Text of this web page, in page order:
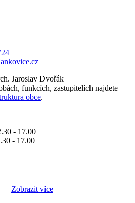
Jaroslav Dvořák
funkcích, zastupitelích najdete
obce.
- 17.00
- 17.00
Zobrazit více